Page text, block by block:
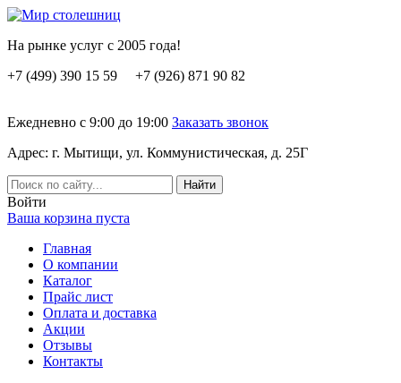
На рынке услуг с 2005 года!
+7 (499) 390 15 59 +7 (926) 871 90 82
Ежедневно с 9:00 до 19:00 Заказать звонок
Адрес: г. Мытищи, ул. Коммунистическая, д. 25Г
Вoйти
Ваша корзина пуста
Главная
О компании
Каталог
Прайс лист
Оплата и доставка
Акции
Отзывы
Контакты